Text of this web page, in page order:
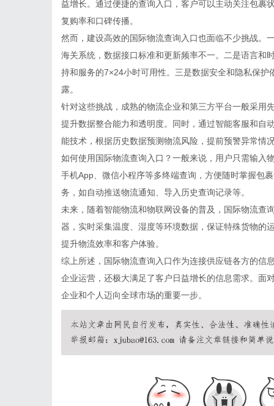
益增长。通过便捷的查询入口，客户可以主动关注包裹
复购率和口碑传播。
然而，建设高效的国际物流查询入口也面临不少挑战。
海关系统，数据接口标准和更新频率不一。二是语言和
持和服务的7×24小时可用性。三是数据安全和隐私保
露。
针对这些挑战，成熟的物流企业和第三方平台一般采用
提升数据整合能力和透明度。同时，通过智能客服和自
能技术，根据历史数据预测物流风险，提前预警异常情
如何使用国际物流查询入口？一般来说，用户只需输入
手机App、微信小程序等多终端查询，方便随时掌握包
务，如自动推送物流通知、导入历史查询记录等。
未来，随着智能物流和物联网设备的普及，国际物流查
器，实时采集温度、湿度等环境数据，保证特殊货物的
提升物流效率和客户体验。
综上所述，国际物流查询入口作为连接供应链各方的信
企业运营，还极大满足了客户日益增长的信息需求。面
企业和个人迈向全球市场的重要一步。